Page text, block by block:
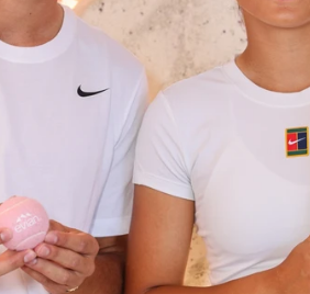
Juan Manuel M. Lardón
05 de julio de 2025, 14:50
Hace tiempo que Nick
pista de tenis para serlo
de Wimbledon en 2022,